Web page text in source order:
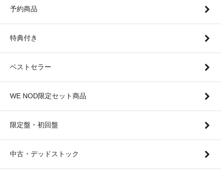
予約商品
特典付き
ベストセラー
WE NOD限定セット商品
限定盤・初回盤
中古・デッドストック